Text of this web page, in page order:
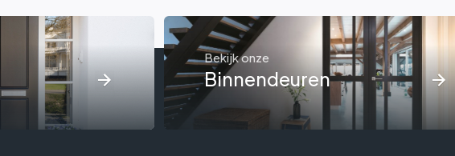
Bekijk onze
Binnendeuren